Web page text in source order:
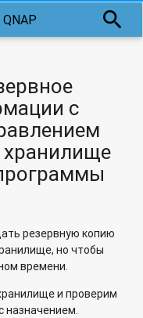
накопителе
flash-памяти
по
WinSCP?
жесткий диск для
(Virtualization
search
с
хранилище
резервную копию
но чтобы
времени.
и проверим
назначением.